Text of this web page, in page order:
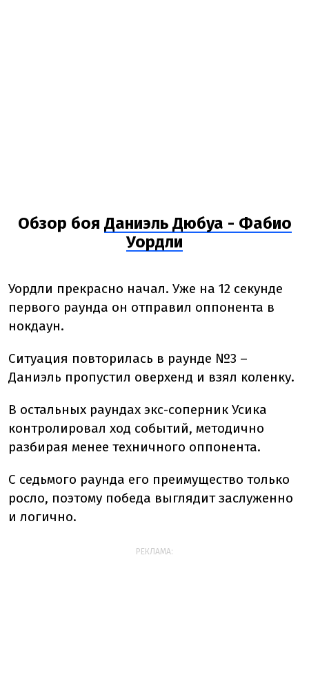
Обзор боя Даниэль Дюбуа - Фабио
Уордли
Уордли прекрасно начал. Уже на 12 секунде
первого раунда он отправил оппонента в
нокдаун.
Ситуация повторилась в раунде №3 –
Даниэль пропустил оверхенд и взял коленку.
В остальных раундах экс-соперник Усика
контролировал ход событий, методично
разбирая менее техничного оппонента.
С седьмого раунда его преимущество только
росло, поэтому победа выглядит заслуженно
и логично.
РЕКЛАМА: